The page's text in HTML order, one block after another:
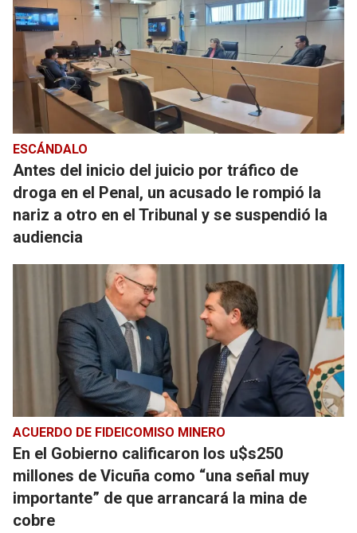
ESCÁNDALO
Antes del inicio del juicio por tráfico de
droga en el Penal, un acusado le rompió la
nariz a otro en el Tribunal y se suspendió la
audiencia
ACUERDO DE FIDEICOMISO MINERO
En el Gobierno calificaron los u$s250
millones de Vicuña como “una señal muy
importante” de que arrancará la mina de
cobre